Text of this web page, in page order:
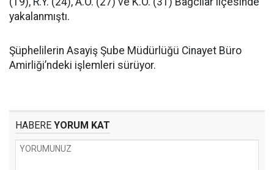
yakalanmıştı.
Şüphelilerin Asayiş Şube Müdürlüğü Cinayet Büro
Amirliği’ndeki işlemleri sürüyor.
HABERE YORUM KAT